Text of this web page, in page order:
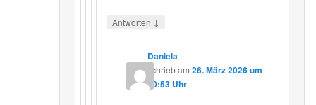
Antworten ↓
Daniela
schriebam 26. März 2026 um
10:53 Uhr: